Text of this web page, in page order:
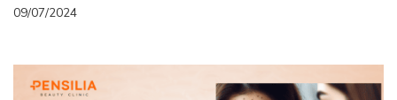
09/07/2024